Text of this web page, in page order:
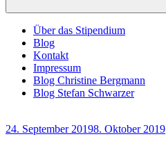
Über das Stipendium
Blog
Kontakt
Impressum
Blog Christine Bergmann
Blog Stefan Schwarzer
Veröffentlicht
24. September 20198. Oktober 2019